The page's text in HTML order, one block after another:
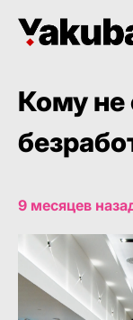
Кому не
9 месяцев